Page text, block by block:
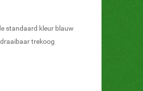
standaard kleur blauw
trekoog